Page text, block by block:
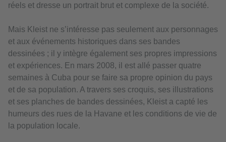
réels et dresse un portrait brut et complexe de la société.
Mais Kleist ne s’intéresse pas seulement aux personnages
et aux événements historiques dans ses bandes
dessinées ; il y intègre également ses propres impressions
et expériences. En mars 2008, il est allé passer quatre
semaines à Cuba pour se faire sa propre opinion du pays
et de sa population. A travers ses croquis, ses illustrations
et ses planches de bandes dessinées, Kleist a capté les
humeurs des rues de la Havane et les conditions de vie de
la population locale.